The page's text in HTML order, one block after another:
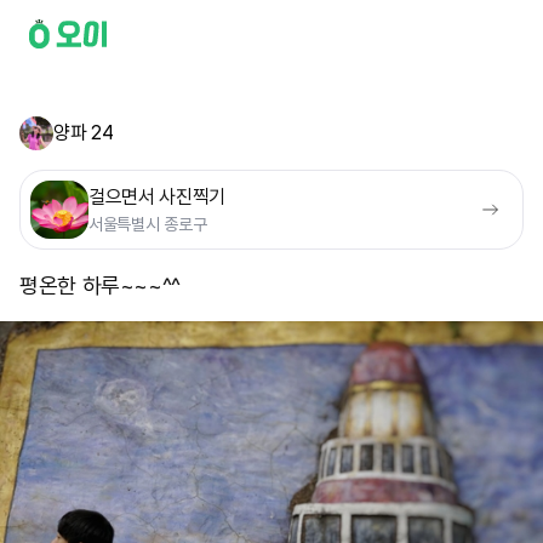
양파 24
걸으면서 사진찍기
서울특별시 종로구
평온한 하루~~~^^